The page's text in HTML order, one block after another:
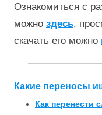
Ознакомиться с
можно здесь,
скачать его можно
Какие переносы
Как перенести